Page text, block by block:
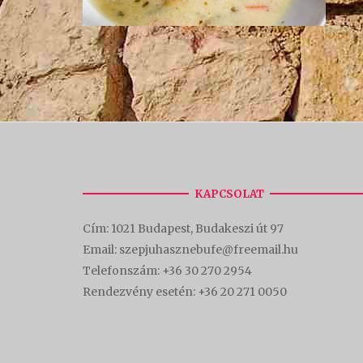
KAPCSOLAT
Cím: 1021 Budapest, Budakeszi út 97
Email: szepjuhasznebufe@freemail.hu
Telefonszám: +36 30 270 2954
Rendezvény esetén: +36 20 271 0050